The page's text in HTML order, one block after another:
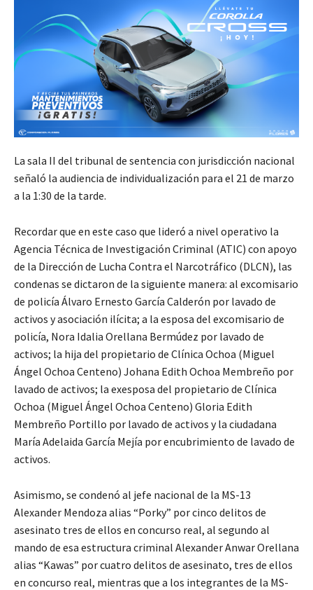
La sala II del tribunal de sentencia con jurisdicción nacional
señaló la audiencia de individualización para el 21 de marzo
a la 1:30 de la tarde.
Recordar que en este caso que lideró a nivel operativo la
Agencia Técnica de Investigación Criminal (ATIC) con apoyo
de la Dirección de Lucha Contra el Narcotráfico (DLCN), las
condenas se dictaron de la siguiente manera: al excomisario
de policía Álvaro Ernesto García Calderón por lavado de
activos y asociación ilícita; a la esposa del excomisario de
policía, Nora Idalia Orellana Bermúdez por lavado de
activos; la hija del propietario de Clínica Ochoa (Miguel
Ángel Ochoa Centeno) Johana Edith Ochoa Membreño por
lavado de activos; la exesposa del propietario de Clínica
Ochoa (Miguel Ángel Ochoa Centeno) Gloria Edith
Membreño Portillo por lavado de activos y la ciudadana
María Adelaida García Mejía por encubrimiento de lavado de
activos.
Asimismo, se condenó al jefe nacional de la MS-13
Alexander Mendoza alias “Porky” por cinco delitos de
asesinato tres de ellos en concurso real, al segundo al
mando de esa estructura criminal Alexander Anwar Orellana
alias “Kawas” por cuatro delitos de asesinato, tres de ellos
en concurso real, mientras que a los integrantes de la MS-